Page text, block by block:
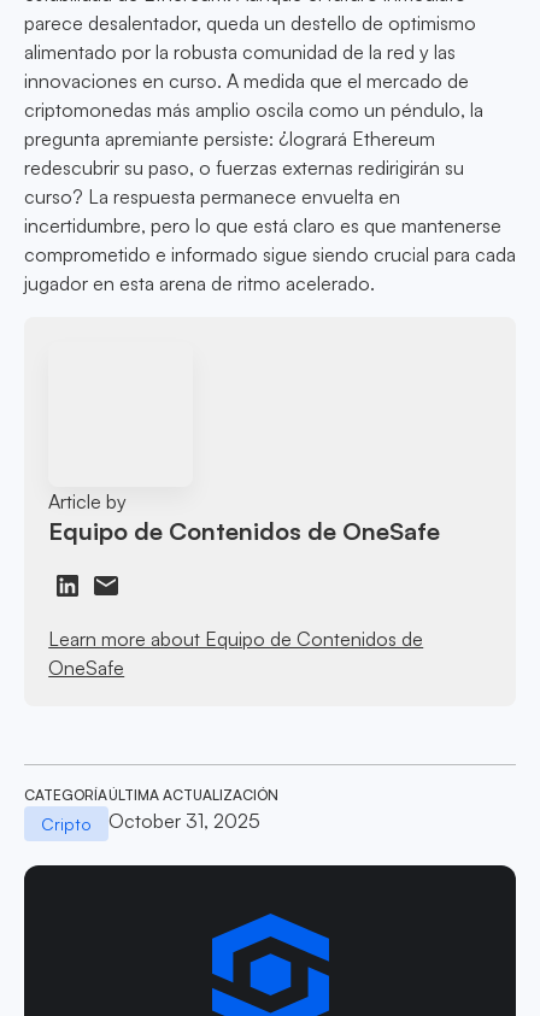
parece desalentador, queda un destello de optimismo
alimentado por la robusta comunidad de la red y las
innovaciones en curso. A medida que el mercado de
criptomonedas más amplio oscila como un péndulo, la
pregunta apremiante persiste: ¿logrará Ethereum
redescubrir su paso, o fuerzas externas redirigirán su
curso? La respuesta permanece envuelta en
incertidumbre, pero lo que está claro es que mantenerse
comprometido e informado sigue siendo crucial para cada
jugador en esta arena de ritmo acelerado.
Article by
Equipo de Contenidos de OneSafe
Learn more about Equipo de Contenidos de
OneSafe
CATEGORÍA
Cripto
ÚLTIMA ACTUALIZACIÓN
October 31, 2025